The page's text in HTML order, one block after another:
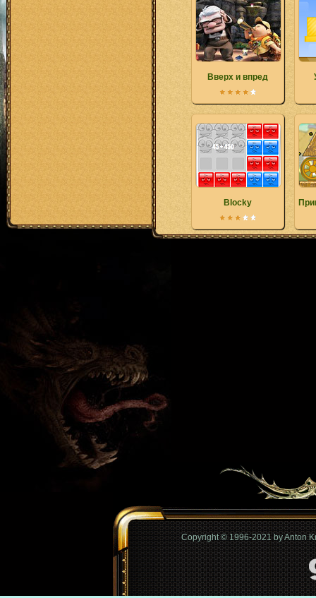
Вверх и впред
Blocky
Copyright © 1996-2021 by Anton